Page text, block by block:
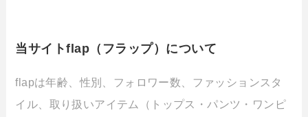
当サイトflap（フラップ）について
flapは年齢、性別、フォロワー数、ファッションスタ
イル、取り扱いアイテム（トップス・パンツ・ワンピ